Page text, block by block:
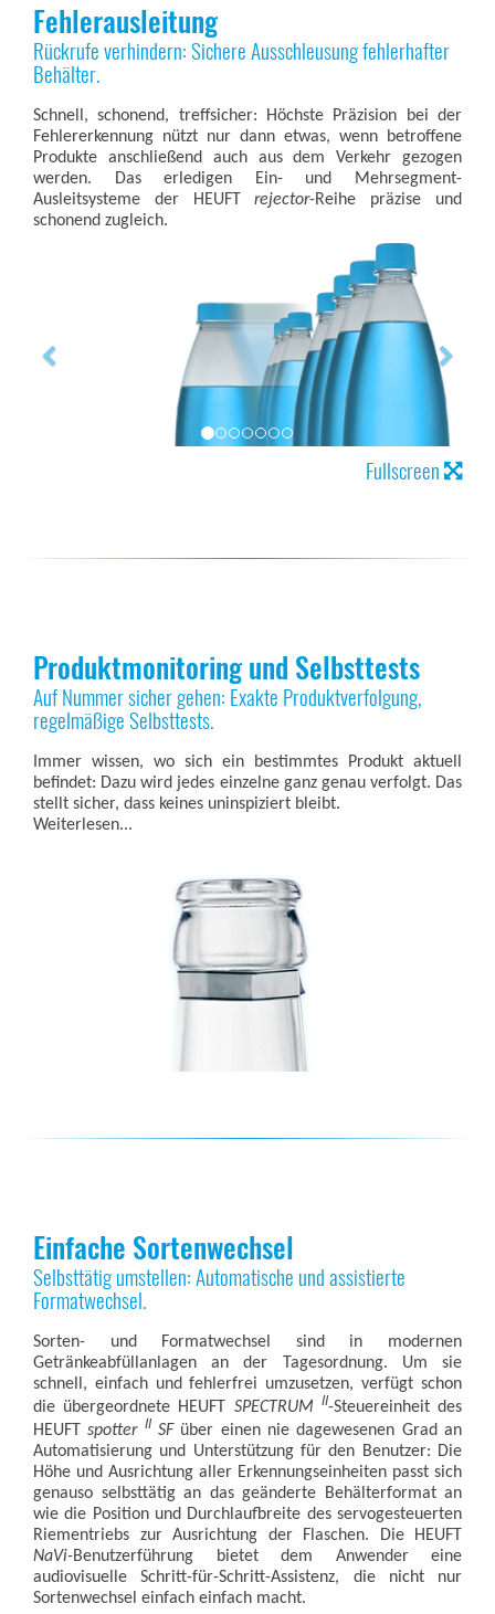
Fehlerausleitung
Rückrufe verhindern: Sichere Ausschleusung fehlerhafter
Behälter.
Schnell, schonend, treffsicher: Höchste Präzision bei der
Fehlererkennung nützt nur dann etwas, wenn betroffene
Produkte anschließend auch aus dem Verkehr gezogen
werden. Das erledigen Ein- und Mehrsegment-
Ausleitsysteme der HEUFTrejector-Reihe präzise und
schonend zugleich.
Fullscreen
Produktmonitoring und Selbsttests
Auf Nummer sicher gehen: Exakte Produktverfolgung,
regelmäßige Selbsttests.
Immer wissen, wo sich ein bestimmtes Produkt aktuell
befindet: Dazu wird jedes einzelne ganz genau verfolgt. Das
stellt sicher, dass keines uninspiziert bleibt.
Weiterlesen...
Einfache Sortenwechsel
Selbsttätig umstellen: Automatische und assistierte
Formatwechsel.
Sorten- und Formatwechsel sind in modernen
Getränkeabfüllanlagen an der Tagesordnung. Um sie
schnell, einfach und fehlerfrei umzusetzen, verfügt schon
die übergeordnete HEUFT SPECTRUM II-Steuereinheit des
HEUFTspotter IISF über einen nie dagewesenen Grad an
Automatisierung und Unterstützung für den Benutzer: Die
Höhe und Ausrichtung aller Erkennungseinheiten passt sich
genauso selbsttätig an das geänderte Behälterformat an
wie die Position und Durchlaufbreite des servogesteuerten
Riementriebs zur Ausrichtung der Flaschen. Die HEUFT
NaVi-Benutzerführung bietet dem Anwender eine
audiovisuelle Schritt-für-Schritt-Assistenz, die nicht nur
Sortenwechsel einfach einfach macht.